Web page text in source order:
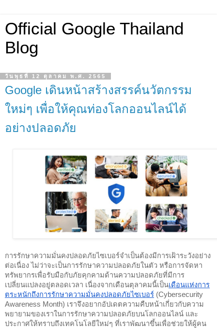
Official Google Thailand
Blog
วันพุธที่ 12 ตุลาคม พ.ศ. 2565
Google เดินหน้าสร้างสรรค์นวัตกรรม
ใหม่ๆ เพื่อให้คุณท่องโลกออนไลน์ได้
อย่างปลอดภัย
การรักษาความมั่นคงปลอดภัยไซเบอร์จำเป็นต้องมีการเฝ้าระวังอย่าง
ต่อเนื่อง ไม่ว่าจะเป็นการรักษาความปลอดภัยในตัว หรือการจัดหา
ทรัพยากรเพื่อรับมือกับภัยคุกคามด้านความปลอดภัยที่มีการ
เปลี่ยนแปลงอยู่ตลอดเวลา เนื่องจากเดือนตุลาคมนี้เป็นเดือนแห่งการ
ตระหนักถึงการรักษาความมั่นคงปลอดภัยไซเบอร์ (Cybersecurity
Awareness Month) เราจึงอยากอัปเดตความคืบหน้าเกี่ยวกับความ
พยายามของเราในการรักษาความปลอดภัยบนโลกออนไลน์ และ
ประกาศให้ทราบถึงเทคโนโลยีใหม่ๆ ที่เราพัฒนาขึ้นเพื่อช่วยให้ผู้คน